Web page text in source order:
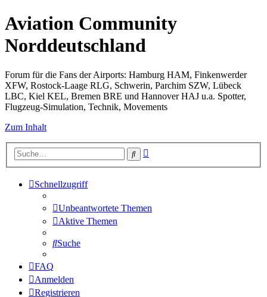
Aviation Community
Norddeutschland
Forum für die Fans der Airports: Hamburg HAM, Finkenwerder
XFW, Rostock-Laage RLG, Schwerin, Parchim SZW, Lübeck
LBC, Kiel KEL, Bremen BRE und Hannover HAJ u.a. Spotter,
Flugzeug-Simulation, Technik, Movements
Zum Inhalt
Suche
Schnellzugriff
Unbeantwortete Themen
Aktive Themen
Suche
FAQ
Anmelden
Registrieren